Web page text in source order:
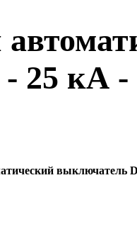
25 кА
выключатель